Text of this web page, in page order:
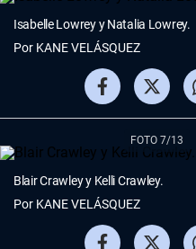
Por KANE VELÁSQUEZ
Isabelle Lowrey y Natalia Lowrey.
FOTO 7/13
Por KANE VELÁSQUEZ
Blair Crawley y Kelli Crawley.